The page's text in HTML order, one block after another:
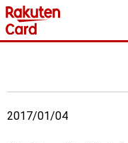
2017/01/04